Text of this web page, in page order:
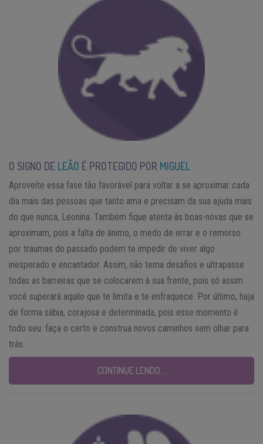
O SIGNO DE LEÃO É PROTEGIDO POR MIGUEL
Aproveite essa fase tão favorável para voltar a se aproximar cada
dia mais das pessoas que tanto ama e precisam da sua ajuda mais
do que nunca, Leonina. Também fique atenta às boas-novas que se
aproximam, pois a falta de ânimo, o medo de errar e o remorso
por traumas do passado podem te impedir de viver algo
inesperado e encantador. Assim, não tema desafios e ultrapasse
todas as barreiras que se colocarem à sua frente, pois só assim
você superará aquilo que te limita e te enfraquece. Por último, haja
de forma sábia, corajosa e determinada, pois esse momento é
todo seu: faça o certo e construa novos caminhos sem olhar para
trás.
CONTINUE LENDO…